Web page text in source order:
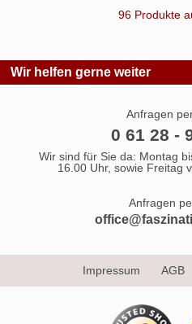
96 Produkte
Wir helfen gerne weiter
Anfragen
0 61 28 -
Wir sind für Sie da: Montag
16.00 Uhr, sowie Freitag
Anfragen
Impressum AGB